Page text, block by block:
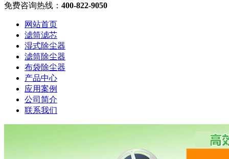
免费咨询热线 ： 400-822-9050
网站首页
滤筒滤芯
湿式除尘器
滤筒除尘器
布袋除尘器
产品中心
应用案例
公司简介
联系我们